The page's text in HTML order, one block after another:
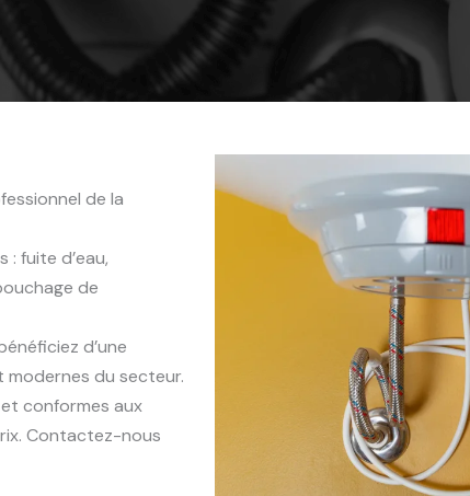
de la
fuite d’eau,
de
d’une
du secteur.
conformes aux
Contactez-nous